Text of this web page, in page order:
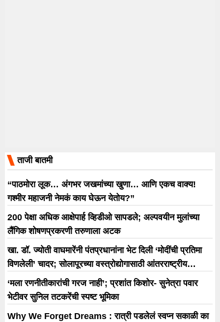
ताजी बातमी
“पाठमोरा लूक… अंगभर जखमांच्या खुणा… आणि एकच वाक्य!
गश्मीर महाजनी नेमकं काय घेऊन येतोय?”
200 पेक्षा अधिक आक्षेपार्ह व्हिडीओ सापडले; अल्पवयीन मुलांच्या
लैंगिक शोषणप्रकरणी तरुणाला अटक
खा. डॉ. ज्योती वाघमारेंनी पंतप्रधानांना भेट दिली ‘मोदींची प्रतिमा
विणलेली’ चादर; सोलापूरच्या वस्त्रोद्योगासाठी आंतरराष्ट्रीय
धोरणाची मागणी
‘मला रणनीतीकारांची गरज नाही’; प्रशांत किशोर- सुनेत्रा पवार
भेटीवर सुनिल तटकरेंची स्पष्ट भूमिका
Why We Forget Dreams : रात्री पडलेलं स्वप्न सकाळी का